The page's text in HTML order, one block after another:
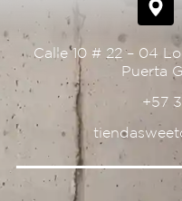
Calle 10 # 22 – 04
Puerta
+57